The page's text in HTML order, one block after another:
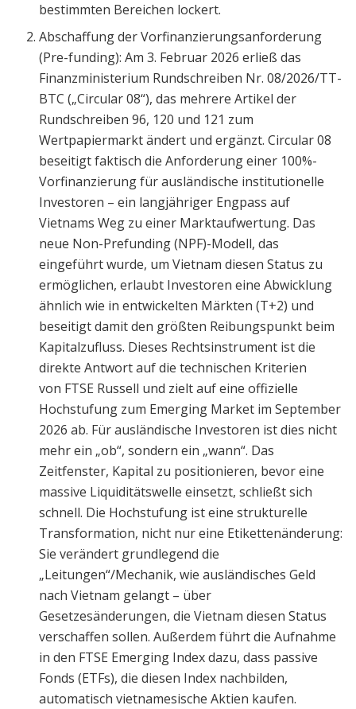
bestimmten Bereichen lockert.
Abschaffung der Vorfinanzierungsanforderung
(Pre-funding): Am 3. Februar 2026 erließ das
Finanzministerium Rundschreiben Nr. 08/2026/TT-
BTC („Circular 08“), das mehrere Artikel der
Rundschreiben 96, 120 und 121 zum
Wertpapiermarkt ändert und ergänzt. Circular 08
beseitigt faktisch die Anforderung einer 100%-
Vorfinanzierung für ausländische institutionelle
Investoren – ein langjähriger Engpass auf
Vietnams Weg zu einer Marktaufwertung. Das
neue Non-Prefunding (NPF)-Modell, das
eingeführt wurde, um Vietnam diesen Status zu
ermöglichen, erlaubt Investoren eine Abwicklung
ähnlich wie in entwickelten Märkten (T+2) und
beseitigt damit den größten Reibungspunkt beim
Kapitalzufluss. Dieses Rechtsinstrument ist die
direkte Antwort auf die technischen Kriterien
von FTSE Russell und zielt auf eine offizielle
Hochstufung zum Emerging Market im September
2026 ab. Für ausländische Investoren ist dies nicht
mehr ein „ob“, sondern ein „wann“. Das
Zeitfenster, Kapital zu positionieren, bevor eine
massive Liquiditätswelle einsetzt, schließt sich
schnell. Die Hochstufung ist eine strukturelle
Transformation, nicht nur eine Etikettenänderung:
Sie verändert grundlegend die
„Leitungen“/Mechanik, wie ausländisches Geld
nach Vietnam gelangt – über
Gesetzesänderungen, die Vietnam diesen Status
verschaffen sollen. Außerdem führt die Aufnahme
in den FTSE Emerging Index dazu, dass passive
Fonds (ETFs), die diesen Index nachbilden,
automatisch vietnamesische Aktien kaufen.